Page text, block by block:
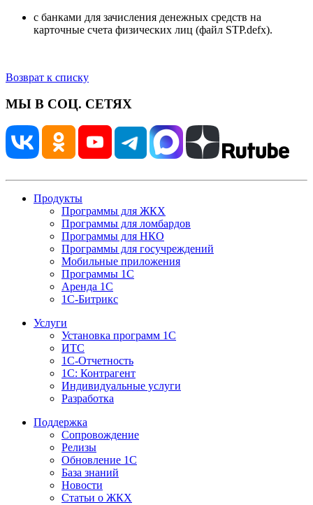
с банками для зачисления денежных средств на
карточные счета физических лиц (файл STP.defx).
Возврат к списку
МЫ В СОЦ. СЕТЯХ
Продукты
Программы для ЖКХ
Программы для ломбардов
Программы для НКО
Программы для госучреждений
Мобильные приложения
Программы 1С
Аренда 1С
1С-Битрикс
Услуги
Установка программ 1С
ИТС
1С-Отчетность
1С: Контрагент
Индивидуальные услуги
Разработка
Поддержка
Сопровождение
Релизы
Обновление 1С
База знаний
Новости
Статьи о ЖКХ